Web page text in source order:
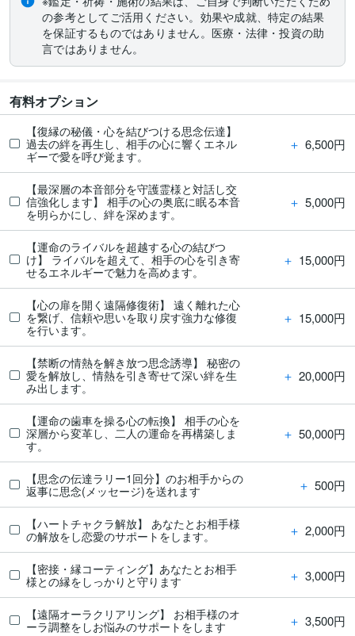
の参考としてご活用ください。効果や成就、特定の結果
を保証するものではありません。医療・法律・投資の助
言ではありません。
有料オプション
【復縁の秘儀・心を結びつける思念伝達】
過去の絆を再生し、相手の心に響くエネル
ギーで愛を呼び覚ます。
＋ 6,500円
【最深層の本音部分を守護霊様と対話し交
信強化します】 相手の心の奥底に眠る本音
を明らかにし、絆を深めます。
＋ 5,000円
【運命のライバルを超越する心の結びつ
け】 ライバルを超えて、相手の心を引き寄
せるエネルギーで魅力を高めます。
＋ 15,000円
【心の扉を開く遠隔修復術】 遠く離れた心
を繋げ、信頼や思いを取り戻す強力な修復
を行います。
＋ 15,000円
【禁断の情熱を解き放つ思念誘導】 秘密の
愛を解放し、情熱を引き寄せて深い絆を生
み出します。
＋ 20,000円
【運命の歯車を操る心の転換】 相手の心を
深層から変革し、二人の運命を再構築しま
す。
＋ 50,000円
【思念の伝達ラリー1回分】のお相手からの
返事に思念(メッセージ)を送れます
＋ 500円
【ハートチャクラ解放】 あなたとお相手様
の解放をし恋愛のサポートをします。
＋ 2,000円
【密接・縁コーティング】あなたとお相手
様との縁をしっかりと守ります
＋ 3,000円
【遠隔オーラクリアリング】 お相手様のオ
ーラ調整をしお悩みのサポートをします
＋ 3,500円